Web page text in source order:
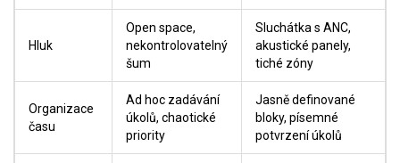
Hluk
Open space,
nekontrolovatelný
šum
Sluchátka s ANC,
akustické panely,
tiché zóny
Organizace
času
Ad hoc zadávání
úkolů, chaotické
priority
Jasně definované
bloky, písemné
potvrzení úkolů